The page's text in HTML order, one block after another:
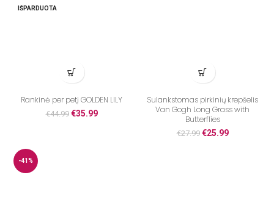
IŠPARDUOTA
Rankinė per petį GOLDEN LILY
€44.99 €35.99
Sulankstomas pirkinių krepšelis
Van Gogh Long Grass with
Butterflies
€27.99 €25.99
-41%